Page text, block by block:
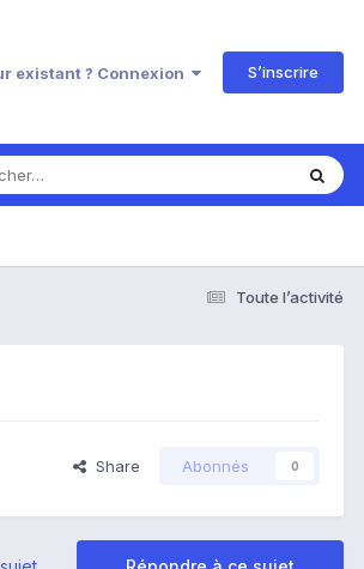
existant ? Connexion S’inscrire
Toute l’activité
Share Abonnés 0